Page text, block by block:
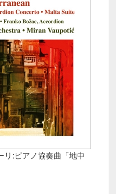
リ:ピアノ協奏曲「地中